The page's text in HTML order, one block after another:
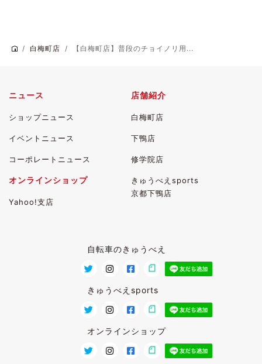
白梅町店 【白梅町店】普段のチョイノリ用...
ニュース
ショップニュース
イベントニュース
コーポレートニュース
店舗紹介
白梅町店
下鴨店
修学院店
きゅうべえsports
京都下鴨店
オンラインショップ
Yahoo!支店
自転車のきゅうべえ
きゅうべえsports
オンラインショップ